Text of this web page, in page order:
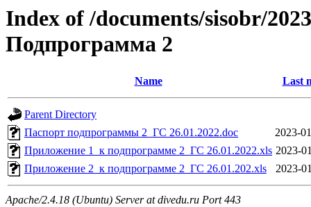
Index of /documents/sisobr/
Подпрограмма 2
Name Last
Parent Directory
Паспорт подпрограммы 2_ГС 26.01.2022.doc
2023-
Приложение 1_к подпрограмме 2_ГС 26.01.2022.xls 2023-
Приложение 2_к подпрограмме 2_ГС 26.01.202.xls
2023-
Apache/2.4.18 (Ubuntu) Server at divedu.ru Port 443